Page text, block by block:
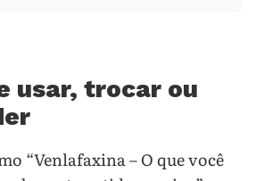
usar, trocar ou
“Venlafaxina – O que você